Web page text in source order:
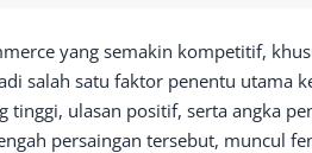
yang semakin kompetitif,
salah satu faktor penentu utama
tinggi, ulasan positif, serta angka
persaingan tersebut, muncul